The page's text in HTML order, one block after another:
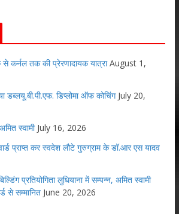
कर्नल तक की प्रेरणादायक यात्रा August 1,
डब्लयू.बी.पी.एफ. डिप्लोमा ऑफ कोचिंग July 20,
स्वामी July 16, 2026
प्राप्त कर स्वदेश लौटे गुरुग्राम के डॉ.आर एस यादव
प्रतियोगिता लुधियाना में सम्पन्न, अमित स्वामी
से सम्मानित June 20, 2026